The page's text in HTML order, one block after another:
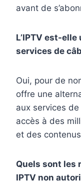
avant de
L’IPTV est-
services de
Oui, pour de
offre une
aux services
accès à des
et des
Quels sont les
IPTV non